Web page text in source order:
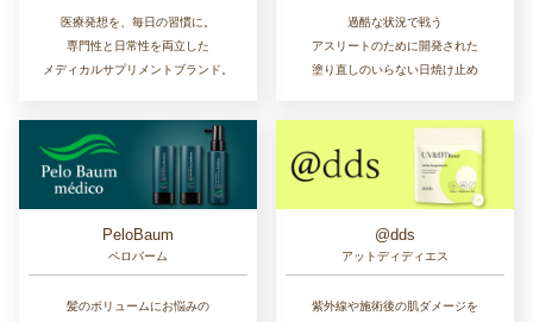
医療発想を、毎日の習慣に。
専門性と日常性を両立した
メディカルサプリメントブランド。
過酷な状況で戦う
アスリートのために開発された
塗り直しのいらない日焼け止め
PeloBaum
ペロバーム
髪のボリュームにお悩みの
@dds
アットディディエス
紫外線や施術後の肌ダメージを